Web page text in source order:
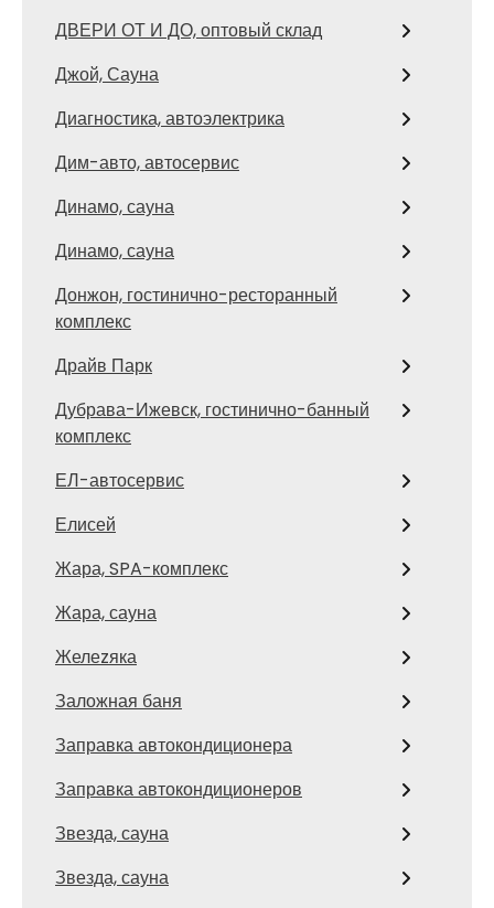
ДВЕРИ ОТ И ДО, оптовый склад
Джой, Сауна
Диагностика, автоэлектрика
Дим-авто, автосервис
Динамо, сауна
Динамо, сауна
Донжон, гостинично-ресторанный
комплекс
Драйв Парк
Дубрава-Ижевск, гостинично-банный
комплекс
ЕЛ-автосервис
Елисей
Жара, SPA-комплекс
Жара, сауна
Желеzяка
Заложная баня
Заправка автокондиционера
Заправка автокондиционеров
Звезда, сауна
Звезда, сауна